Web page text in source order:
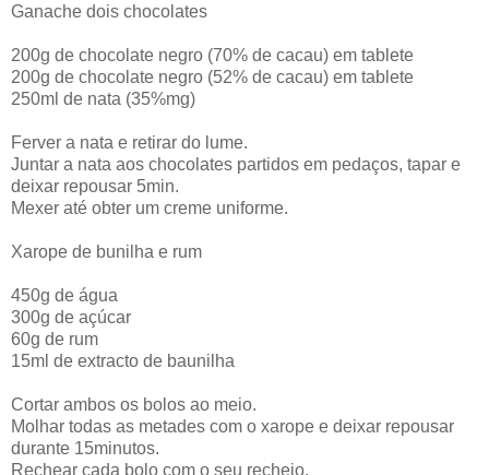
Ganache dois chocolates
200g de chocolate negro (70% de cacau) em tablete
200g de chocolate negro (52% de cacau) em tablete
250ml de nata (35%mg)
Ferver a nata e retirar do lume.
Juntar a nata aos chocolates partidos em pedaços, tapar e
deixar repousar 5min.
Mexer até obter um creme uniforme.
Xarope de bunilha e rum
450g de água
300g de açúcar
60g de rum
15ml de extracto de baunilha
Cortar ambos os bolos ao meio.
Molhar todas as metades com o xarope e deixar repousar
durante 15minutos.
Rechear cada bolo com o seu recheio.